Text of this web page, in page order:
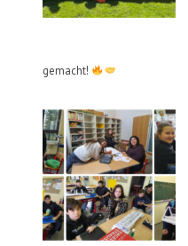
gemacht!